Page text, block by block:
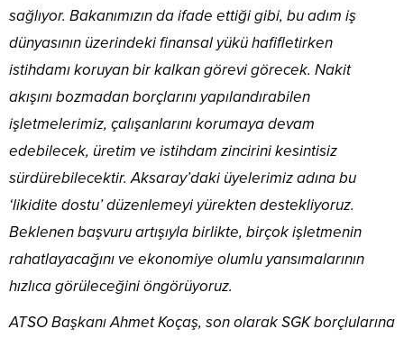
sağlıyor. Bakanımızın da ifade ettiği gibi, bu adım iş
dünyasının üzerindeki finansal yükü hafifletirken
istihdamı koruyan bir kalkan görevi görecek. Nakit
akışını bozmadan borçlarını yapılandırabilen
işletmelerimiz, çalışanlarını korumaya devam
edebilecek, üretim ve istihdam zincirini kesintisiz
sürdürebilecektir. Aksaray’daki üyelerimiz adına bu
‘likidite dostu’ düzenlemeyi yürekten destekliyoruz.
Beklenen başvuru artışıyla birlikte, birçok işletmenin
rahatlayacağını ve ekonomiye olumlu yansımalarının
hızlıca görüleceğini öngörüyoruz.
ATSO Başkanı Ahmet Koçaş, son olarak SGK borçlularına